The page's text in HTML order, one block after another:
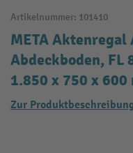
Artikelnummer: 101410
META Aktenregal
Abdeckboden, FL
1.850 x 750 x 600
Zur